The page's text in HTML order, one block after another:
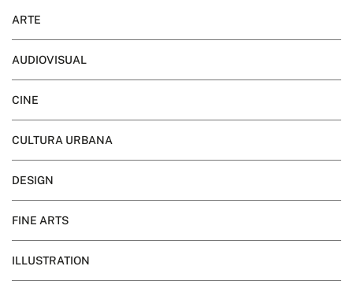
ARTE
AUDIOVISUAL
CINE
CULTURA URBANA
DESIGN
FINE ARTS
ILLUSTRATION